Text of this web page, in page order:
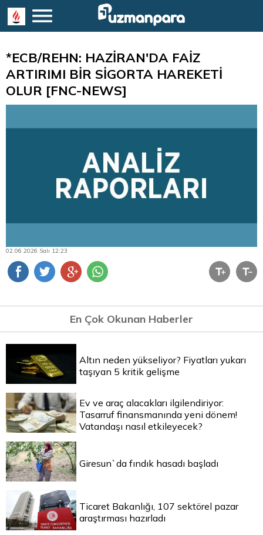
*ECB/REHN: HAZİRAN'DA FAİZ
ARTIRIMI BİR SİGORTA HAREKETİ
OLUR [FNC-NEWS]
02.06.2026 Salı 12:23
En Çok Okunan Haberler
Altın neden yükseliyor? Fiyatları yukarı
taşıyan 5 kritik gelişme
Ev ve araç alacakları ilgilendiriyor:
Tasarruf finansmanında yeni dönem!
Vatandaşı nasıl etkileyecek?
Giresun`da fındık hasadı başladı
Ticaret Bakanlığı, 107 sektörel pazar
araştırması hazırladı